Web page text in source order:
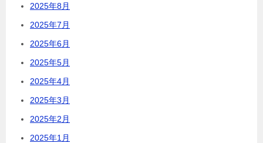
2025年8月
2025年7月
2025年6月
2025年5月
2025年4月
2025年3月
2025年2月
2025年1月